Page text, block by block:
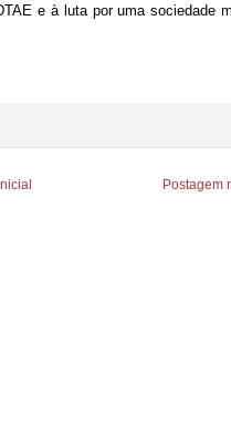
e à luta por uma sociedade
Postagem